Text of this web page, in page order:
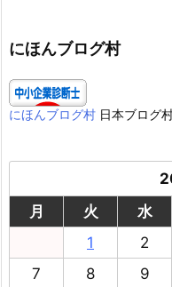
ー
にほんブログ村
にほんブログ村 日本ブログ
月
火 水
1
2
7
8 9